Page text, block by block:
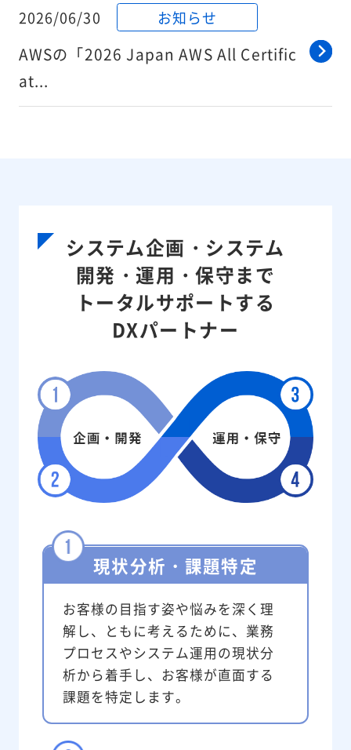
2026/06/30 お知らせ
AWSの「2026 Japan AWS All Certific
at...
システム企画・システム
開発・運用・保守まで
トータルサポートする
DXパートナー
現状分析・課題特定
お客様の目指す姿や悩みを深く理
解し、ともに考えるために、業務
プロセスやシステム運用の現状分
析から着手し、お客様が直面する
課題を特定します。